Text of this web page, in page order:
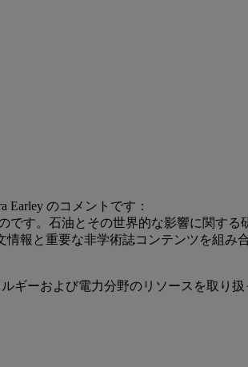
Earley のコメントです：
です。石油とその世界的な影響に関す
報と重要な非学術誌コンテンツを組み
ギーおよび電力分野のリソースを取り扱